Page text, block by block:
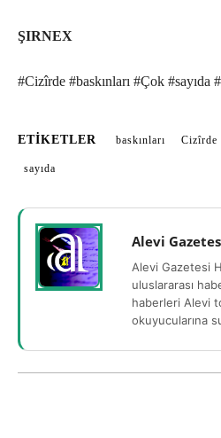
ŞIRNEX
#Cizîrde #baskınları #Çok #sayıda
ETIKETLER baskınları Cizîrde
sayıda
Alevi
Alevi Gazetesi
uluslararası
haberleri Alevi
okuyucularına